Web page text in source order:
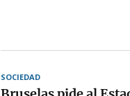
SOCIEDAD